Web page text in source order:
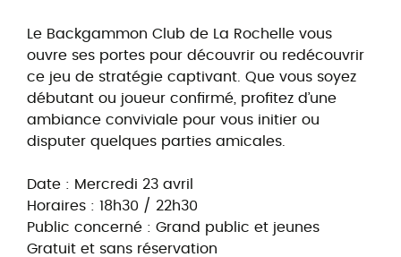
Le Backgammon Club de La Rochelle vous
ouvre ses portes pour découvrir ou redécouvrir
ce jeu de stratégie captivant. Que vous soyez
débutant ou joueur confirmé, profitez d’une
ambiance conviviale pour vous initier ou
disputer quelques parties amicales.
Date : Mercredi 23 avril
Horaires : 18h30 / 22h30
Public concerné : Grand public et jeunes
Gratuit et sans réservation